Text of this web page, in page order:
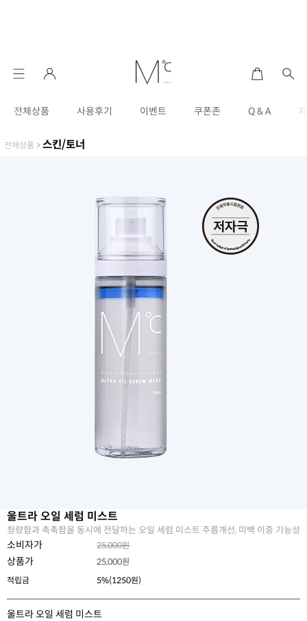
전체상품 사용후기 이벤트 쿠폰존 Q & A
전체상품 > 스킨/토너
울트라 오일 세럼 미스트
청량함과 촉촉함을 동시에 전달하는 오일 세럼 미스트 주름개선, 미백 이중 기능성
소비자가 25,000원
상품가 25,000원
적립금
5%(1250원)
울트라 오일 세럼 미스트